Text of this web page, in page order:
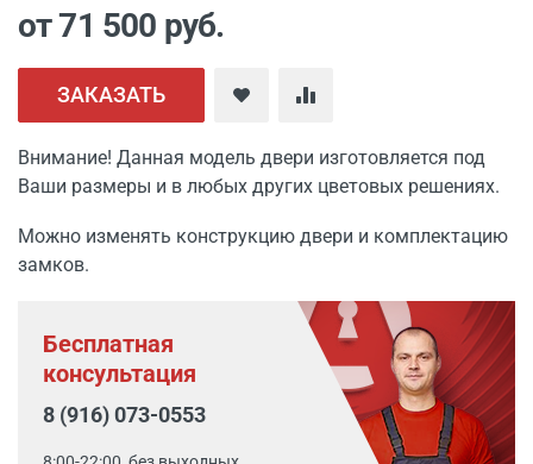
от 71 500 руб.
ЗАКАЗАТЬ
Внимание! Данная модель двери изготовляется под
Ваши размеры и в любых других цветовых решениях.
Можно изменять конструкцию двери и комплектацию
замков.
Бесплатная
консультация
8 (916) 073-0553